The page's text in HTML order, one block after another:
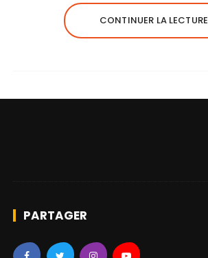
CONTINUER LA LECTURE
PARTAGER